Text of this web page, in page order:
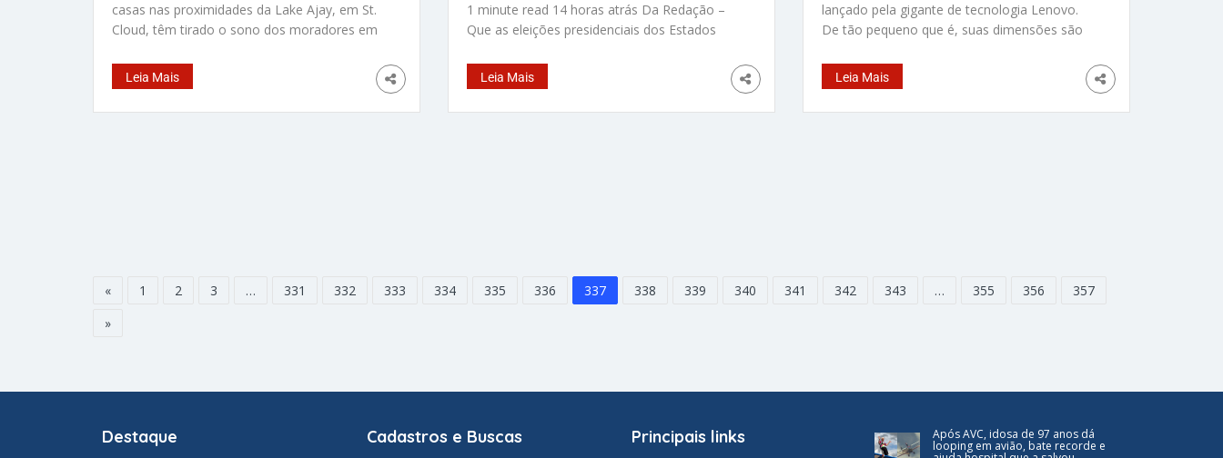
casas nas proximidades da Lake Ajay, em St.
Cloud, têm tirado o sono dos moradores em
denunciam os trabalhos de construtora
responsável pelos transtornos Da Redação –
A insatisfação de moradores do condado de
Leia Mais
1 minute read 14 horas atrás Da Redação –
Que as eleições presidenciais dos Estados
último pleito, não e mais novidade. Contudo, a
disputa dever ser bastante apertada. Isso
porque Joe Biden, atual presidente norte-
Leia Mais
lançado pela gigante de tecnologia Lenovo.
De tão pequeno que é, suas dimensões são
sistema operacional ChromeOS e um
processador Intel Celeron N4500, a máquina é
voltada para o mercado de quiosques, mas
Leia Mais
« 1 2 3 … 331 332 333 334 335 336 337 338 339 340 341 342 343 … 355 356
357
»
Destaque Cadastros e Buscas Principais links Após AVC, idosa de 97 anos dá
looping em avião, bate recorde e